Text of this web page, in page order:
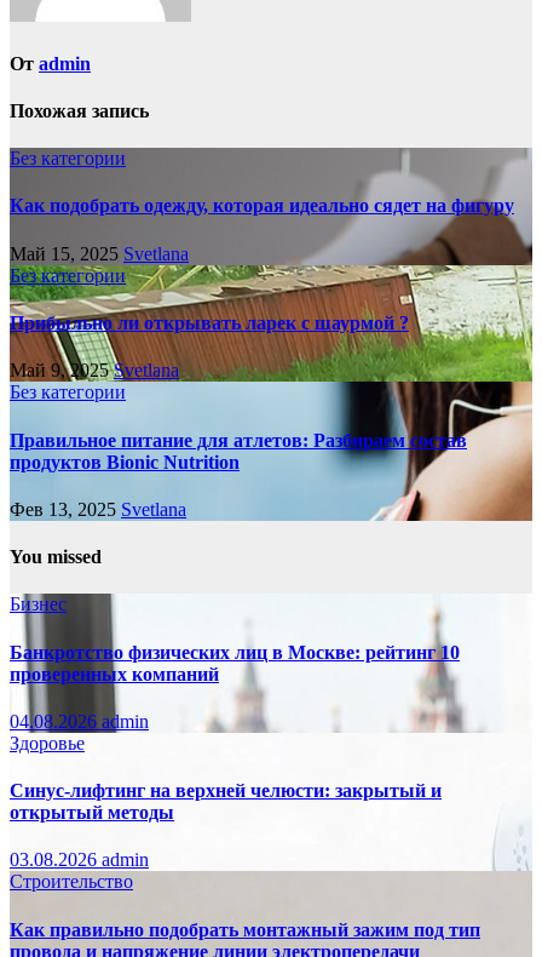
От admin
Похожая запись
Без категории
Как подобрать одежду, которая идеально сядет на фигуру
Май 15, 2025 Svetlana
Без категории
Прибыльно ли открывать ларек с шаурмой ?
Май 9, 2025Svetlana
Без категории
Правильное питание для атлетов: Разбираем состав
продуктов Bionic Nutrition
Фев 13, 2025 Svetlana
You missed
Бизнес
Банкротство физических лиц в Москве: рейтинг 10
проверенных компаний
04.08.2026 admin
Здоровье
Синус-лифтинг на верхней челюсти: закрытый и
открытый методы
03.08.2026 admin
Строительство
Как правильно подобрать монтажный зажим под тип
провода и напряжение линии электропередачи